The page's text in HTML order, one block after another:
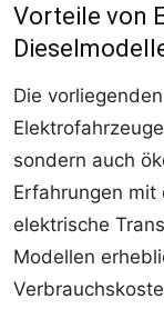
Vorteile von
Die
sondern auch
Erfahrungen mit
elektrische
Modellen